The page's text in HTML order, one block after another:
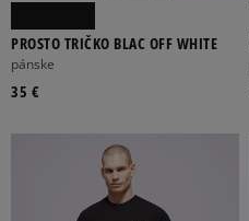
PROSTO TRIČKO BLAC OFF WHITE
pánske
35 €